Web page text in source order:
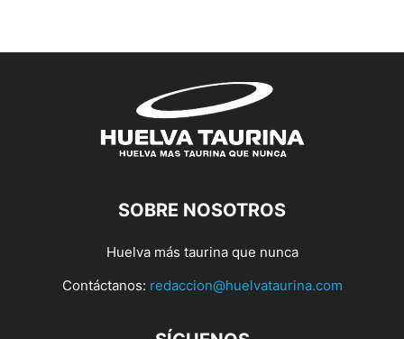
SOBRE NOSOTROS
Huelva más taurina que nunca
Contáctanos: redaccion@huelvataurina.com